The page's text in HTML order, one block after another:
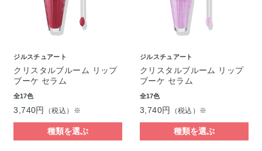
ジルスチュアート
クリスタルブルーム リップ
ブーケ セラム
全17色
3,740円 （税込）※
種類を選ぶ
ジルスチュアート
クリスタルブルーム リップ
ブーケ セラム
全17色
3,740円 （税込）※
種類を選ぶ